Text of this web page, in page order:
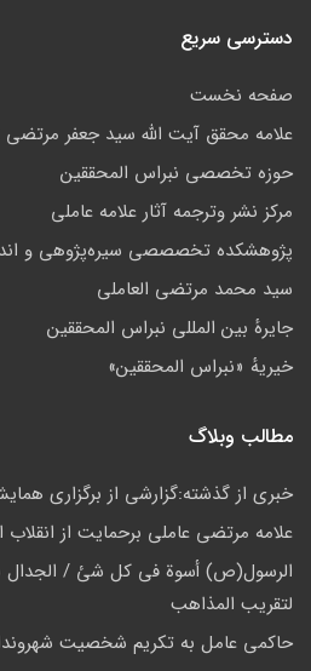
دسترسی سریع
صفحه نخست
علامه محقق آیت الله سید جعفر مرتضی
حوزه تخصصی نبراس المحققین
مركز نشر وترجمه آثار علامه عاملی
پژوهشكده تخصصصى سیره‌پژوهی و
سید محمد مرتضی العاملی
جايرهٔ بین المللی نبراس المحققین
خيريهٔ «نبراس المحققين»
مطالب وبلاگ
خبري از گذشته:گزارشى از برگزارى
علامه مرتضی عاملی برحمایت از
الرسول(ص) أسوة في کل شئ /
لتقریب المذاهب
حاکمى عامل به تکريم شخصيت